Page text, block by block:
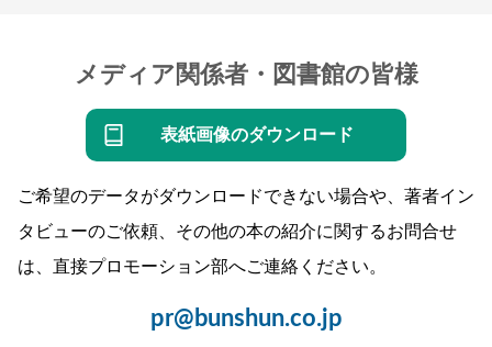
メディア関係者・図書館の皆様
表紙画像のダウンロード
ご希望のデータがダウンロードできない場合や、著者イン
タビューのご依頼、その他の本の紹介に関するお問合せ
は、直接プロモーション部へご連絡ください。
pr@bunshun.co.jp